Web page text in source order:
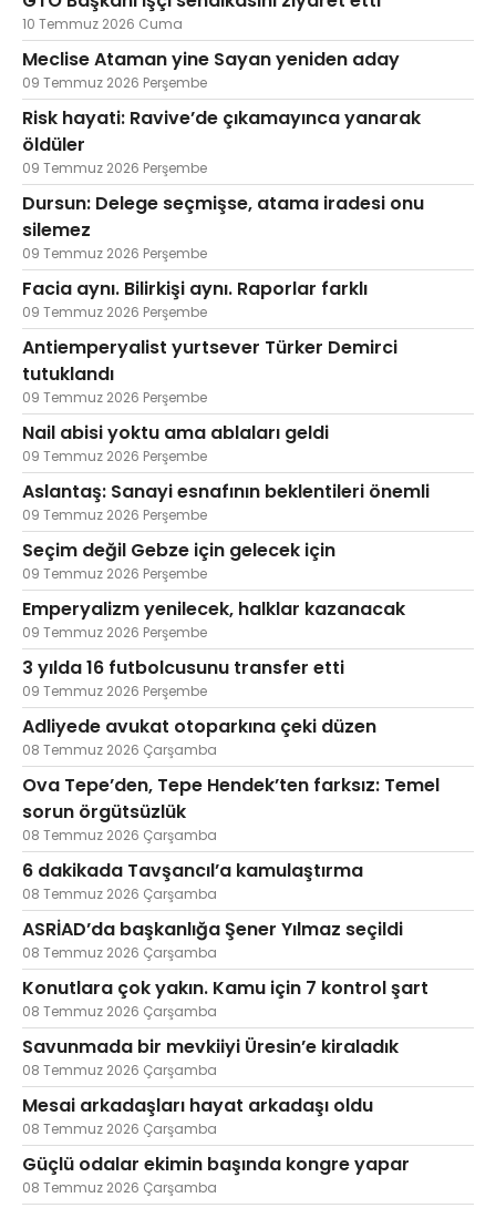
10 Temmuz 2026 Cuma
Meclise Ataman yine Sayan yeniden aday
09 Temmuz 2026 Perşembe
Risk hayati: Ravive’de çıkamayınca yanarak
öldüler
09 Temmuz 2026 Perşembe
Dursun: Delege seçmişse, atama iradesi onu
silemez
09 Temmuz 2026 Perşembe
Facia aynı. Bilirkişi aynı. Raporlar farklı
09 Temmuz 2026 Perşembe
Antiemperyalist yurtsever Türker Demirci
tutuklandı
09 Temmuz 2026 Perşembe
Nail abisi yoktu ama ablaları geldi
09 Temmuz 2026 Perşembe
Aslantaş: Sanayi esnafının beklentileri önemli
09 Temmuz 2026 Perşembe
Seçim değil Gebze için gelecek için
09 Temmuz 2026 Perşembe
Emperyalizm yenilecek, halklar kazanacak
09 Temmuz 2026 Perşembe
3 yılda 16 futbolcusunu transfer etti
09 Temmuz 2026 Perşembe
Adliyede avukat otoparkına çeki düzen
08 Temmuz 2026 Çarşamba
Ova Tepe’den, Tepe Hendek’ten farksız: Temel
sorun örgütsüzlük
08 Temmuz 2026 Çarşamba
6 dakikada Tavşancıl’a kamulaştırma
08 Temmuz 2026 Çarşamba
ASRİAD’da başkanlığa Şener Yılmaz seçildi
08 Temmuz 2026 Çarşamba
Konutlara çok yakın. Kamu için 7 kontrol şart
08 Temmuz 2026 Çarşamba
Savunmada bir mevkiiyi Üresin’e kiraladık
08 Temmuz 2026 Çarşamba
Mesai arkadaşları hayat arkadaşı oldu
08 Temmuz 2026 Çarşamba
Güçlü odalar ekimin başında kongre yapar
08 Temmuz 2026 Çarşamba